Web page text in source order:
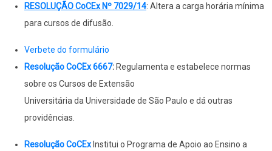
RESOLUÇÃO CoCEx Nº 7029/14: Altera a carga horária mínima
para cursos de difusão.
Verbete do formulário
Resolução CoCEx 6667: Regulamenta e estabelece normas
sobre os Cursos de Extensão
Universitária da Universidade de São Paulo e dá outras
providências.
Resolução CoCEx Institui o Programa de Apoio ao Ensino a